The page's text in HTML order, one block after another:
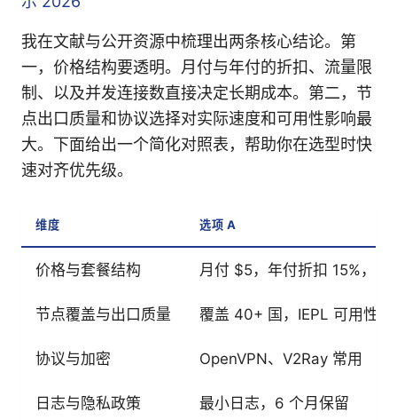
我在文献与公开资源中梳理出两条核心结论。第
一，价格结构要透明。月付与年付的折扣、流量限
制、以及并发连接数直接决定长期成本。第二，节
点出口质量和协议选择对实际速度和可用性影响最
大。下面给出一个简化对照表，帮助你在选型时快
速对齐优先级。
维度 选项 A
价格与套餐结构 月付 $5，年付折扣 15%，2
节点覆盖与出口质量 覆盖 40+ 国，IEPL 可用性不
协议与加密 OpenVPN、V2Ray 常用
日志与隐私政策 最小日志，6 个月保留